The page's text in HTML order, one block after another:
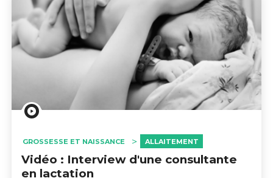
GROSSESSE ET NAISSANCE ALLAITEMENT
Vidéo : Interview d'une consultante
en lactation